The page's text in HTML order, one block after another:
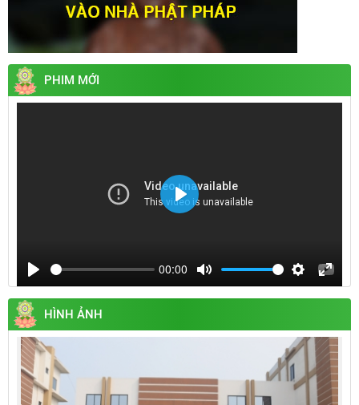
PHIM MỚI
Play
00:00
Mute
SettingsEnter
Play
HÌNH ẢNH